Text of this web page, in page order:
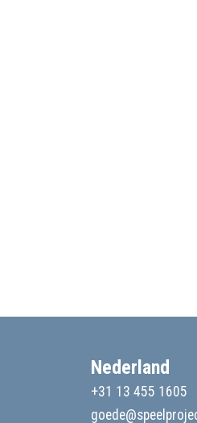
Nederland
+31 13 455 1605